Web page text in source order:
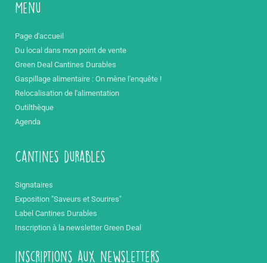
Menu
Page d'accueil
Du local dans mon point de vente
Green Deal Cantines Durables
Gaspillage alimentaire : On mène l'enquête !
Relocalisation de l'alimentation
Outilthèque
Agenda
Cantines durables
Signataires
Exposition "Saveurs et Sourires"
Label Cantines Durables
Inscription à la newsletter Green Deal
inscriptions aux newsletters